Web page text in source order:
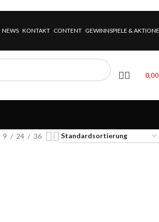
NEWS KONTAKT CONTENT GEWINNSPIELE &
9 24 36